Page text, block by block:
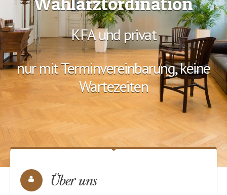
nur mit Terminvereinbarung, keine
Wartezeiten
Über uns
Das österreichische Wahlarztsystem ermöglicht dem
Patienten eine freie Arztwahl. Wahlärzte haben meist keine